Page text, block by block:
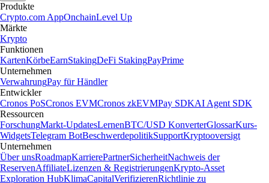
Produkte
Crypto.com AppOnchainLevel Up
Märkte
Krypto
Funktionen
KartenKörbeEarnStakingDeFi StakingPayPrime
Unternehmen
VerwahrungPay für Händler
Entwickler
Cronos PoSCronos EVMCronos zkEVMPay SDKAI Agent SDK
Ressourcen
ForschungMarkt-UpdatesLernenBTC/USD KonverterGlossarKurs-
WidgetsTelegram BotBeschwerdepolitikSupportKryptooversigt
Unternehmen
Über unsRoadmapKarrierePartnerSicherheitNachweis der
ReservenAffiliateLizenzen & RegistrierungenKrypto-Asset
Exploration HubKlimaCapitalVerifizierenRichtlinie zu